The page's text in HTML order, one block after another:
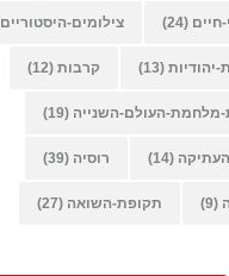
חיים (24) צילומים-היסטוריים
יהודיות (13) קרבות (12)
מלחמת-העולם-השנייה (19)
(14) רוסיה (39)
(9) תקופת-השואה (27)